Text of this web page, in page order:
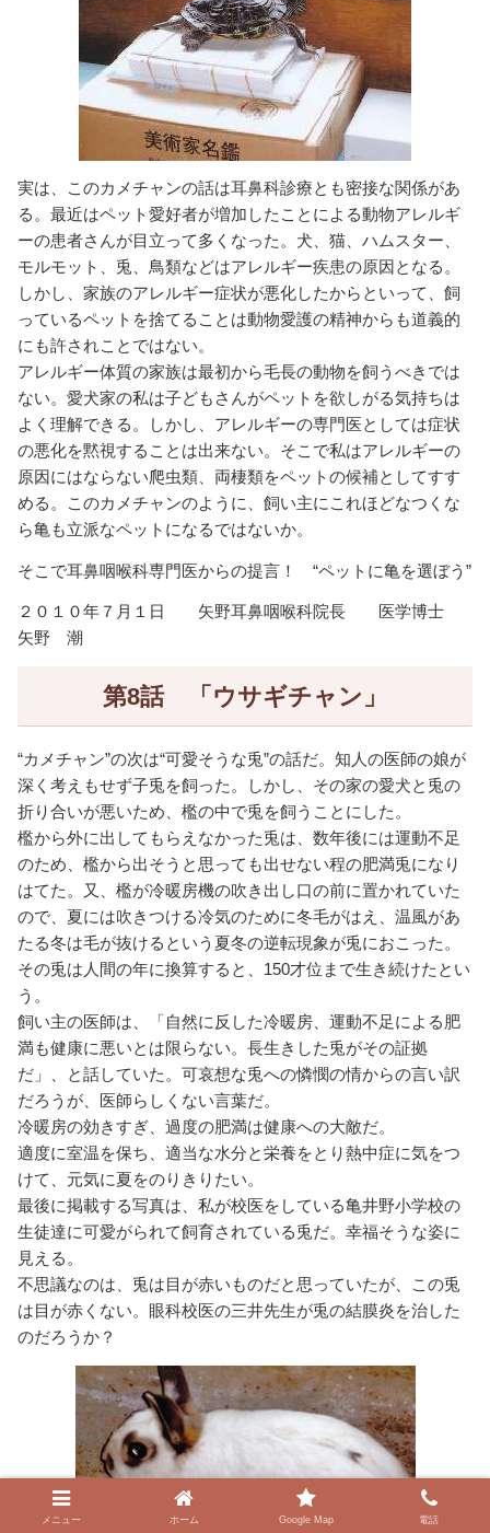
実は、このカメチャンの話は耳鼻科診療とも密接な関係があ
る。最近はペット愛好者が増加したことによる動物アレルギ
ーの患者さんが目立って多くなった。犬、猫、ハムスター、
モルモット、兎、鳥類などはアレルギー疾患の原因となる。
しかし、家族のアレルギー症状が悪化したからといって、飼
っているペットを捨てることは動物愛護の精神からも道義的
にも許されことではない。
アレルギー体質の家族は最初から毛長の動物を飼うべきでは
ない。愛犬家の私は子どもさんがペットを欲しがる気持ちは
よく理解できる。しかし、アレルギーの専門医としては症状
の悪化を黙視することは出来ない。そこで私はアレルギーの
原因にはならない爬虫類、両棲類をペットの候補としてすす
める。このカメチャンのように、飼い主にこれほどなつくな
ら亀も立派なペットになるではないか。
そこで耳鼻咽喉科専門医からの提言！ “ペットに亀を選ぼう”
２０１０年７月１日 矢野耳鼻咽喉科院長 医学博士
矢野 潮
第8話 「ウサギチャン」
“カメチャン”の次は“可愛そうな兎”の話だ。知人の医師の娘が
深く考えもせず子兎を飼った。しかし、その家の愛犬と兎の
折り合いが悪いため、檻の中で兎を飼うことにした。
檻から外に出してもらえなかった兎は、数年後には運動不足
のため、檻から出そうと思っても出せない程の肥満兎になり
はてた。又、檻が冷暖房機の吹き出し口の前に置かれていた
ので、夏には吹きつける冷気のために冬毛がはえ、温風があ
たる冬は毛が抜けるという夏冬の逆転現象が兎におこった。
その兎は人間の年に換算すると、150才位まで生き続けたとい
う。
飼い主の医師は、「自然に反した冷暖房、運動不足による肥
満も健康に悪いとは限らない。長生きした兎がその証拠
だ」、と話していた。可哀想な兎への憐憫の情からの言い訳
だろうが、医師らしくない言葉だ。
冷暖房の効きすぎ、過度の肥満は健康への大敵だ。
適度に室温を保ち、適当な水分と栄養をとり熱中症に気をつ
けて、元気に夏をのりきりたい。
最後に掲載する写真は、私が校医をしている亀井野小学校の
生徒達に可愛がられて飼育されている兎だ。幸福そうな姿に
見える。
不思議なのは、兎は目が赤いものだと思っていたが、この兎
は目が赤くない。眼科校医の三井先生が兎の結膜炎を治した
のだろうか？
メニュー ホーム Google Map 電話